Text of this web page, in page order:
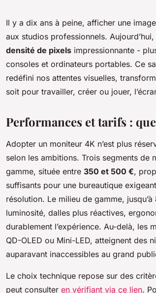
4k
Il y a dix ans à peine, afficher une
aux studios professionnels.
densité de pixels impressionnante -
consoles et ordinateurs portables. Ce
redéfini nos attentes visuelles,
soit pour travailler, créer ou jouer,
Performances et tarifs :
Adopter un moniteur 4K n’est plus
selon les ambitions. Trois segments de
gamme, située entre 350 et 500 €,
suffisants pour une bureautique
résolution. Le milieu de gamme, jusqu’à
luminosité, dalles plus réactives,
durablement l’expérience. Au-delà, les
QD-OLED ou Mini-LED, atteignent des
auparavant inaccessibles au grand
Le choix technique repose sur des
peut consulter en vérifiant via ce lien.